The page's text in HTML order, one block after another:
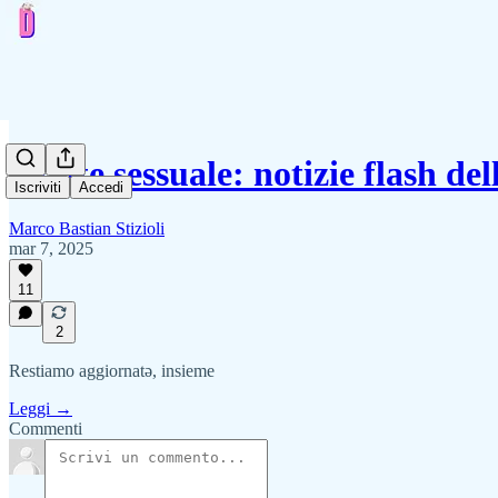
Iscriviti Accedi
Salute sessuale: notizie flash
Marco Bastian Stizioli
mar 7, 2025
11
2
Restiamo aggiornatə, insieme
Leggi →
Commenti